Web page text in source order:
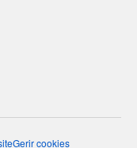
Gerir cookies